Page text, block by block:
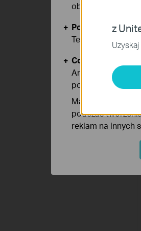
z
obsługę plików
Podstawowe
Te pliki cookies
Cookies
Analiza - Te pliki
poprawę i
Marketing - Te
podczas
reklam na innych